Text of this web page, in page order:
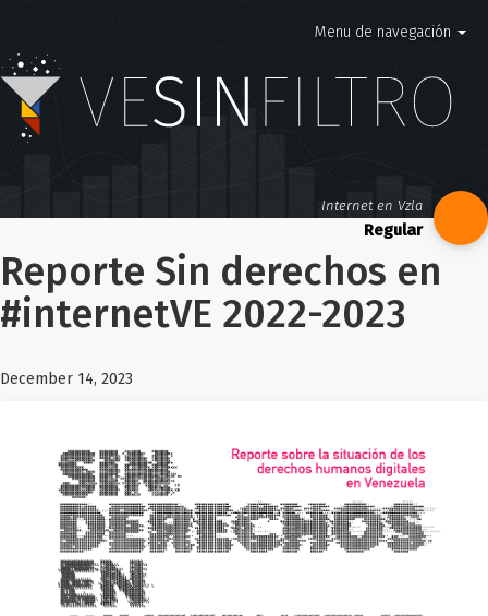
Internet en Vzla
Menu de navegación
Reporte Sin derechos en
#internetVE 2022-2023
December 14, 2023